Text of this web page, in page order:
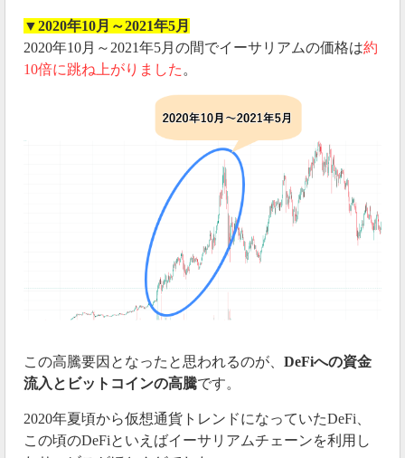
▼2020年10月～2021年5月
2020年10月～2021年5月の間でイーサリアムの価格は約
10倍に跳ね上がりました 。
この高騰要因となったと思われるのが、 DeFiへの資金
流入とビットコインの高騰です。
2020年夏頃から仮想通貨トレンドになっていたDeFi、
この頃のDeFiといえばイーサリアムチェーンを利用し